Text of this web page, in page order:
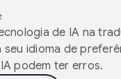
de IA na
idioma de
podem ter erros.